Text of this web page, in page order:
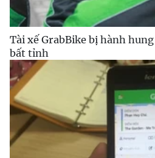
Tài xế GrabBike bị hành
bất tỉnh